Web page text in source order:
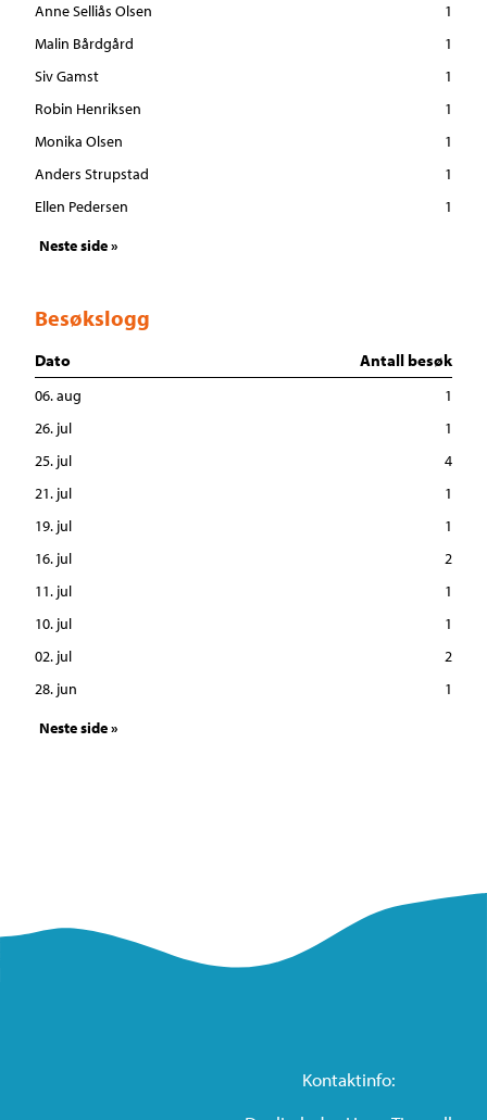
Anne Selliås Olsen
1
Malin Bårdgård
1
Siv Gamst
1
Robin Henriksen
1
Monika Olsen
1
Anders Strupstad
1
Ellen Pedersen
1
Neste side »
Besøkslogg
Dato Antall besøk
06. aug
1
26. jul
1
25. jul
4
21. jul
1
19. jul
1
16. jul
2
11. jul
1
10. jul
1
02. jul
2
28. jun
1
Neste side »
Kontaktinfo: